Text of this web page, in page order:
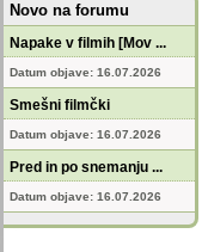
Novo na forumu
Napake v filmih [Mov ...
Datum objave: 16.07.2026
Smešni filmčki
Datum objave: 16.07.2026
Pred in po snemanju ...
Datum objave: 16.07.2026